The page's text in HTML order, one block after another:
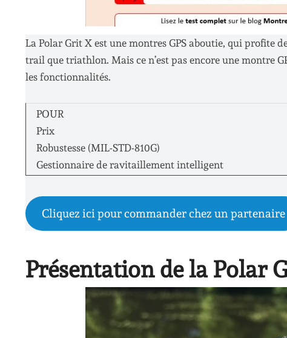
La Polar Grit X est une montres GPS aboutie, qui profite
trail que triathlon. Mais ce n’est pas encore une montre
les fonctionnalités.
POUR
Prix
Robustesse (MIL-STD-810G)
Gestionnaire de ravitaillement intelligent
Cliquez ici pour commander chez un partenaire
Présentation de la Polar